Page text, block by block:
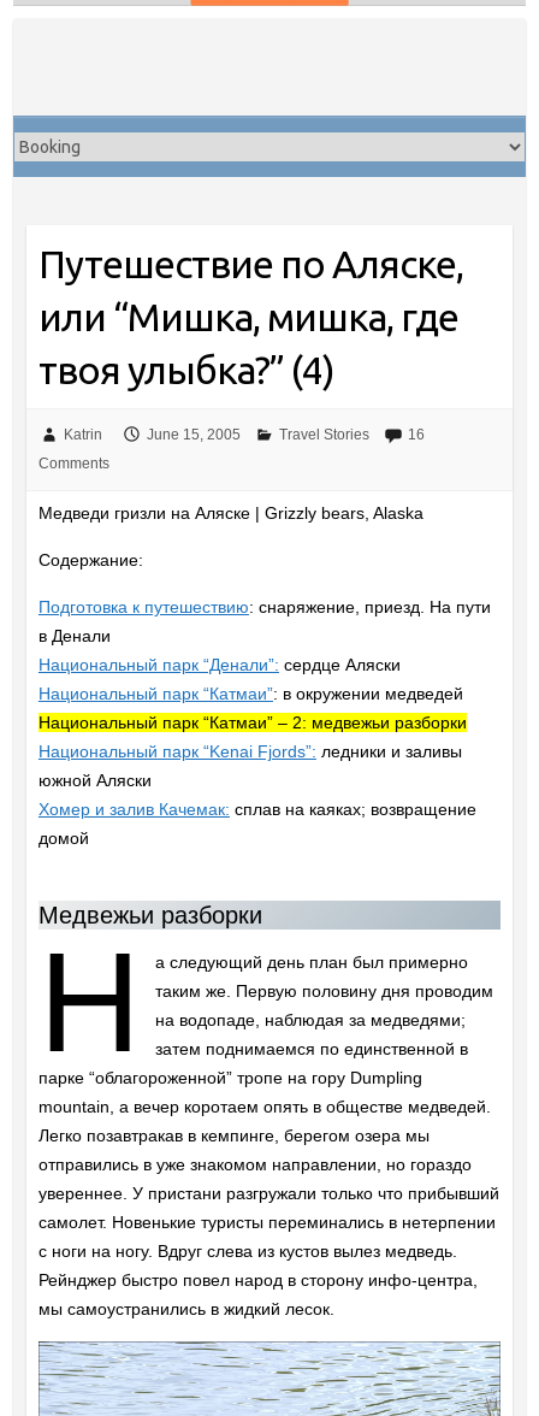
Путешествие по Аляске,
или “Мишка, мишка, где
твоя улыбка?” (4)
Katrin June 15, 2005 Travel Stories
16
Comments
Медведи гризли на Аляске | Grizzly bears, Alaska
Содержание:
Подготовка к путешествию: снаряжение, приезд. На пути
в Денали
Национальный парк “Денали”: сердце Аляски
Национальный парк “Катмаи”: в окружении медведей
Национальный парк “Катмаи” – 2: медвежьи разборки
Национальный парк “Kenai Fjords”: ледники и заливы
южной Аляски
Хомер и залив Качемак: сплав на каяках; возвращение
домой
Медвежьи разборки
Н
а следующий день план был примерно
таким же. Первую половину дня проводим
на водопаде, наблюдая за медведями;
затем поднимаемся по единственной в
парке “облагороженной” тропе на гору Dumpling
mountain, а вечер коротаем опять в обществе медведей.
Легко позавтракав в кемпинге, берегом озера мы
отправились в уже знакомом направлении, но гораздо
увереннее. У пристани разгружали только что прибывший
самолет. Новенькие туристы переминались в нетерпении
с ноги на ногу. Вдруг слева из кустов вылез медведь.
Рейнджер быстро повел народ в сторону инфо-центра,
мы самоустранились в жидкий лесок.